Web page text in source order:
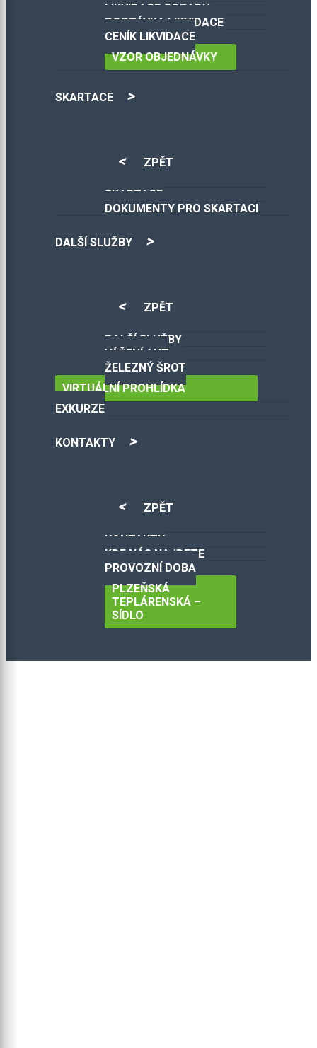
LIKVIDACE ODPADU
POPTÁVKA LIKVIDACE
CENÍK LIKVIDACE
VZOR OBJEDNÁVKY
SKARTACE
ZPĚT
SKARTACE
DOKUMENTY PRO SKARTACI
DALŠÍ SLUŽBY
ZPĚT
DALŠÍ SLUŽBY
VÁŽENÍ AUT
ŽELEZNÝ ŠROT
VIRTUÁLNÍ PROHLÍDKA
EXKURZE
KONTAKTY
ZPĚT
KONTAKTY
KDE NÁS NAJDETE
PROVOZNÍ DOBA
PLZEŇSKÁ
TEPLÁRENSKÁ –
SÍDLO